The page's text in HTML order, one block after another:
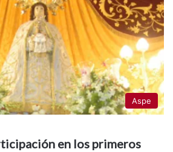
Aspe
en los primeros